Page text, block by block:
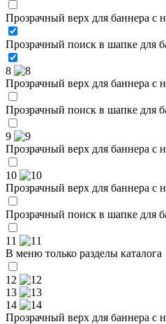
Прозрачный верх для баннера с
Прозрачный поиск в шапке для
8
Прозрачный верх для баннера с
Прозрачный поиск в шапке для
9
Прозрачный верх для баннера с
10
Прозрачный верх для баннера с
Прозрачный поиск в шапке для
11
В меню только разделы каталога
12
13
14
Прозрачный верх для баннера с